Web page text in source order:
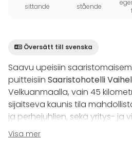
sittande stående
Översätt till svenska
Saavu upeisiin
puitteisiin Saaristohotelli
Velkuanmaalla, vain 45
sijaitseva kaunis tila
ja perhejuhlien, sekä yritys- ja
järjestämisen. Täällä lomailette
Visa mer